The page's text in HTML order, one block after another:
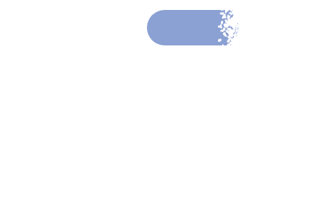
前の投稿へ